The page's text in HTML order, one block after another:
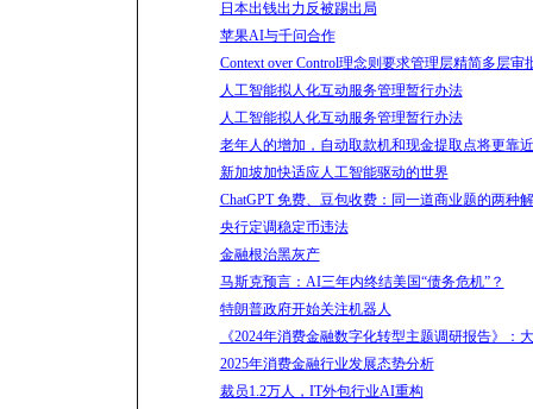
日本出钱出力反被踢出局
苹果AI与千问合作
Context over Control理念则要求管理层精简多层审
人工智能拟人化互动服务管理暂行办法
人工智能拟人化互动服务管理暂行办法
老年人的增加，自动取款机和现金提取点将更靠
新加坡加快适应人工智能驱动的世界
ChatGPT 免费、豆包收费：同一道商业题的两种
央行定调稳定币违法
金融根治黑灰产
马斯克预言：AI三年内终结美国“债务危机”？
特朗普政府开始关注机器人
《2024年消费金融数字化转型主题调研报告》：
2025年消费金融行业发展态势分析
裁员1.2万人，IT外包行业AI重构